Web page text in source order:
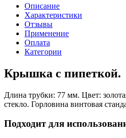
Описание
Характеристики
Отзывы
Применение
Оплата
Категории
Крышка с пипеткой.
Длина трубки: 77 мм. Цвет:
стекло. Горловина винтовая
Подходит для